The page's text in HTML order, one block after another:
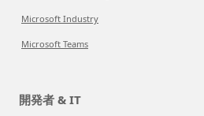
Microsoft Industry
Microsoft Teams
開発者 & IT